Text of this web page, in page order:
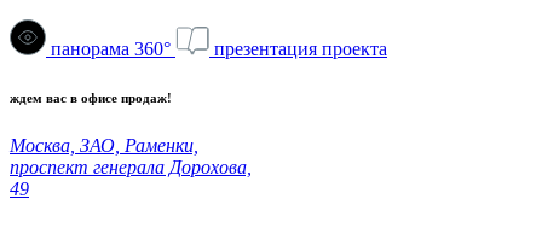
панорама 360° презентация проекта
ждем вас в офисе продаж!
Москва, ЗАО, Раменки,
проспект генерала Дорохова,
49